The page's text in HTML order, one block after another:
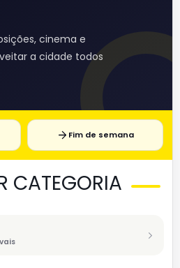
cinema e
a cidade todos
Fim de semana
CATEGORIA